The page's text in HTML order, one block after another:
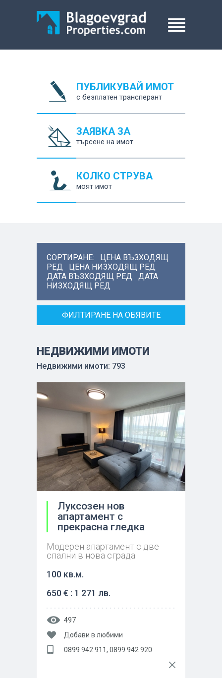
ПУБЛИКУВАЙ ИМОТ
с безплатен трансперант
ЗАЯВКА ЗА
търсене на имот
КОЛКО СТРУВА
моят имот
СОРТИРАНЕ: ЦЕНА ВЪЗХОДЯЩ
РЕД
ЦЕНА НИЗХОДЯЩ РЕД
ДАТА ВЪЗХОДЯЩ РЕД
ДАТА
НИЗХОДЯЩ РЕД
ФИЛТИРАНЕ НА ОБЯВИТЕ
НЕДВИЖИМИ ИМОТИ
Недвижими имоти: 793
Луксозен нов
апартамент с
прекрасна гледка
Модерен апартамент с две
спални в нова сграда
100 кв.м.
650 € : 1 271 лв.
497
Добави в любими
0899 942 911, 0899 942 920